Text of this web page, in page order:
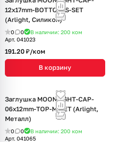
12x17mm-BOTTOM-S-SET
(Arlight, Силикон)
0 0 В наличии: 200 ком
Арт. 041023
191.20 ₽/ком
В корзину
Заглушка MOONLIGHT-CAP-
06x12mm-TOP-M-SET (Arlight,
Металл)
0 0 В наличии: 200 ком
Арт. 041065